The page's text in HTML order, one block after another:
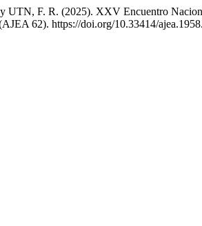
UTN, F. R. (2025). XXV Encuentro
62). https://doi.org/10.33414/